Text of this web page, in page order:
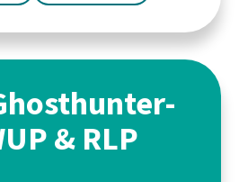
& RLP